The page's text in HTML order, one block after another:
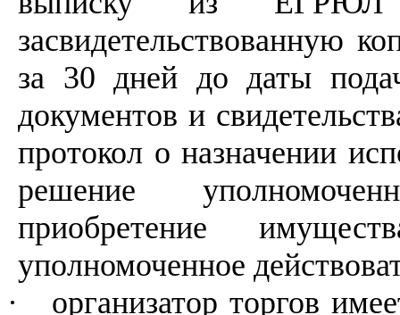
засвидетельствованную
за 30 дней до даты
документов и
протокол о назначении
решение
приобретение
уполномоченное
·
организатор торгов